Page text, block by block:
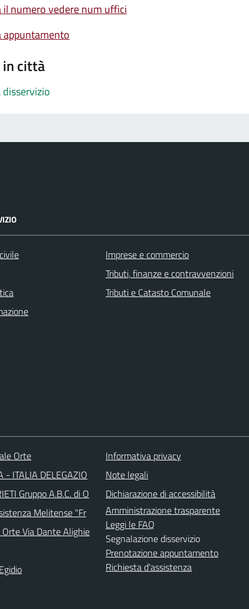
il numero vedere num uffici
appuntamento
città
disservizio
Imprese e commercio
Tributi, finanze e contravvenzioni
Tributi e Catasto Comunale
Orte
- ITALIA DELEGAZIO
Gruppo A.B.C. di O
Melitense "Fr
Via Dante Alighie
Informativa privacy
Note legali
Dichiarazione di accessibilità
Amministrazione trasparente
Leggi le FAQ
Segnalazione disservizio
Prenotazione appuntamento
Richiesta d'assistenza